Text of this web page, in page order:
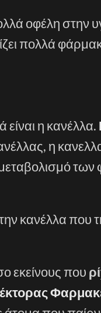
οφέλη στην
πολλά
η κανέλλα.
η
κανέλλα που
εκείνους που